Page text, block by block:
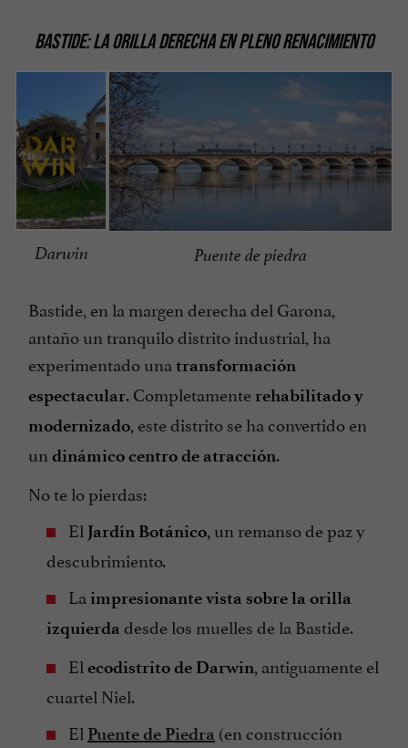
BASTIDE: LA ORILLA DERECHA EN PLENO RENACIMIENTO
Puente de piedra
Darwin
Bastide, en la margen derecha del Garona,
antaño un tranquilo distrito industrial, ha
experimentado una transformación
espectacular. Completamente rehabilitado y
modernizado, este distrito se ha convertido en
un dinámico centro de atracción.
No te lo pierdas:
El Jardín Botánico, un remanso de paz y
descubrimiento.
La impresionante vista sobre la orilla
izquierda desde los muelles de la Bastide.
El ecodistrito de Darwin, antiguamente el
cuartel Niel.
El Puente de Piedra (en construcción